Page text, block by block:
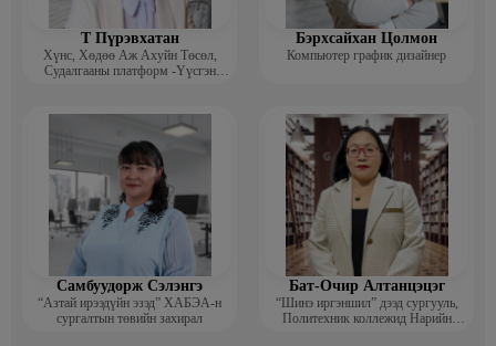
Т Пүрэвхатан
Хүнс, Хөдөө Аж Ахуйн Төсөл,
Судалгааны платформ -Үүсгэн
Бэрхсайхан Цолмон
Компьютер график дизайнер
Самбуудорж Сэлэнгэ
“Азтай ирээдүйн эзэд” ХАБЭА-н
сургалтын төвийн захирал
Бат-Очир Алтанцэцэг
“Шинэ иргэншил” дээд сургууль,
Политехник коллежид Нарийн